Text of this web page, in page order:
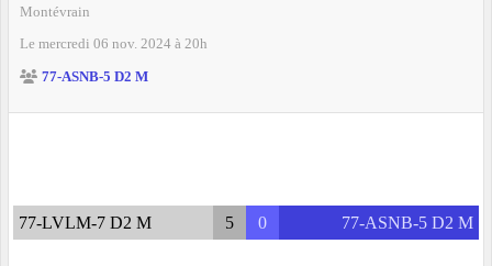
Montévrain
Le mercredi 06 nov. 2024 à 20h
77-ASNB-5 D2 M
77-LVLM-7 D2 M 5 0 77-ASNB-5 D2 M